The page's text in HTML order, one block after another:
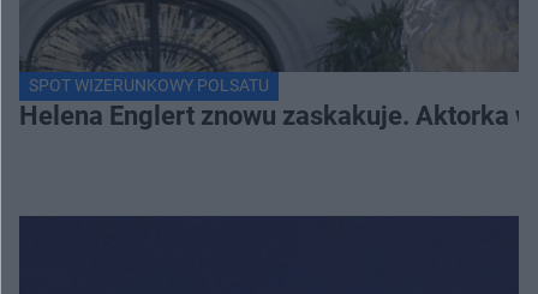
SPOT WIZERUNKOWY POLSATU
Helena Englert znowu zaskakuje. Aktorka